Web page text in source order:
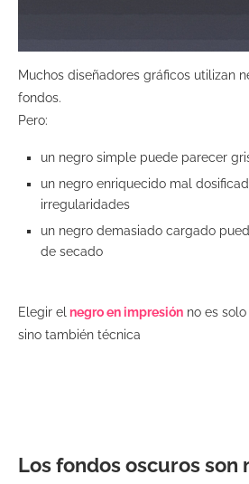
Muchos diseñadores gráficos utilizan
fondos.
Pero:
un negro simple puede parecer
un negro enriquecido mal
irregularidades
un negro demasiado cargado
de secado
Elegir el negro en impresión no es
sino también técnica
Los fondos oscuros son